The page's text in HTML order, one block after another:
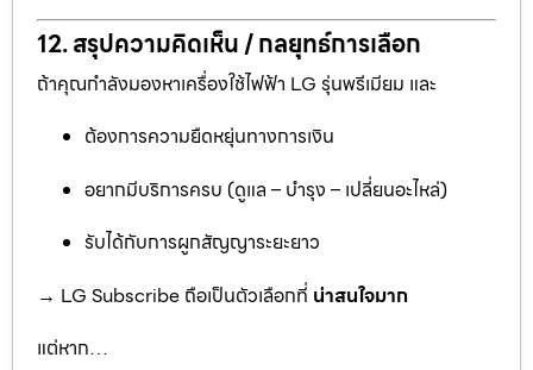
12. สรุปความคิดเห็น / กลยุทธ์การเลือก
ถ้าคุณกำลังมองหาเครื่องใช้ไฟฟ้า LG รุ่นพรีเมียม และ
ต้องการความยืดหยุ่นทางการเงิน
อยากมีบริการครบ (ดูแล – บำรุง – เปลี่ยนอะไหล่)
รับได้กับการผูกสัญญาระยะยาว
→ LG Subscribe ถือเป็นตัวเลือกที่ น่าสนใจมาก
แต่หาก…